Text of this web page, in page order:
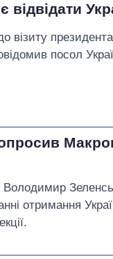
візиту
посол
Володимир
отримання